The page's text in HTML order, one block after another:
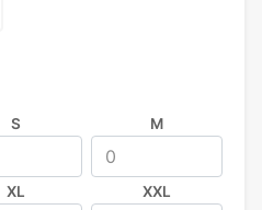
S M
XL XXL